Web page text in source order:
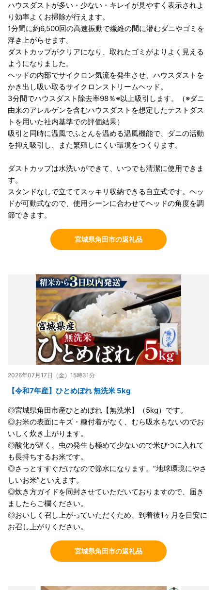
ハウスダストが多い・少ない・キレイが見やすく表示されよ
り効率よくお掃除が行えます。
1分間に約6,500回の高速振動で繊維の間に潜むダニやゴミを
浮き上がらせます。
ダストカップがクリアになり、取れたゴミがよりよく見える
ようになりました。
ヘッドの内部でサイクロン気流を発生させ、ハウスダストを
かき出し吸い取るサイクロンストリームヘッド。
3分間でハウスダスト除去率98％※以上吸引します。（※ダニ
由来のアレルゲンを含むハウスダストを想定したテストダス
トを用いた社内基準での評価結果）
吸引と同時に温風でふとんを温める温風機能で、ダニの活動
を抑え吸引し、また繁殖しにくい環境をつくります。
ダストカップは水洗いができて、いつでも清潔に使用できま
す。
スタンドなしで立ててスッキリ収納できる自立式です。ヘッ
ドが可動式なので、使用シーンに合わせてヘッドの角度を調
節できます。
宮城県角田市の返礼品
2026年07月17日（金）15時31分
【令和7年産】ひとめぼれ 無洗米 5kg
◎宮城県角田市産ひとめぼれ【無洗米】（5kg）です。
◎お米の表面にキズ・糠付着がなく、むら吸水もないのでお
いしく炊き上がります。
◎酸化が遅く、虫の発生も極めて少ないので米びつに入れて
も長持ちするお米です。
◎さっとすすぐだけなので節水になります。”地球環境にやさ
しいお米”といえます。
◎炊き方ガイドを同封させていただいておりますので、届き
ましたらご欄ください。
◎おいしく召し上がっていただくため、到着後1ヶ月を目安に
お召し上がりください。
宮城県角田市の返礼品